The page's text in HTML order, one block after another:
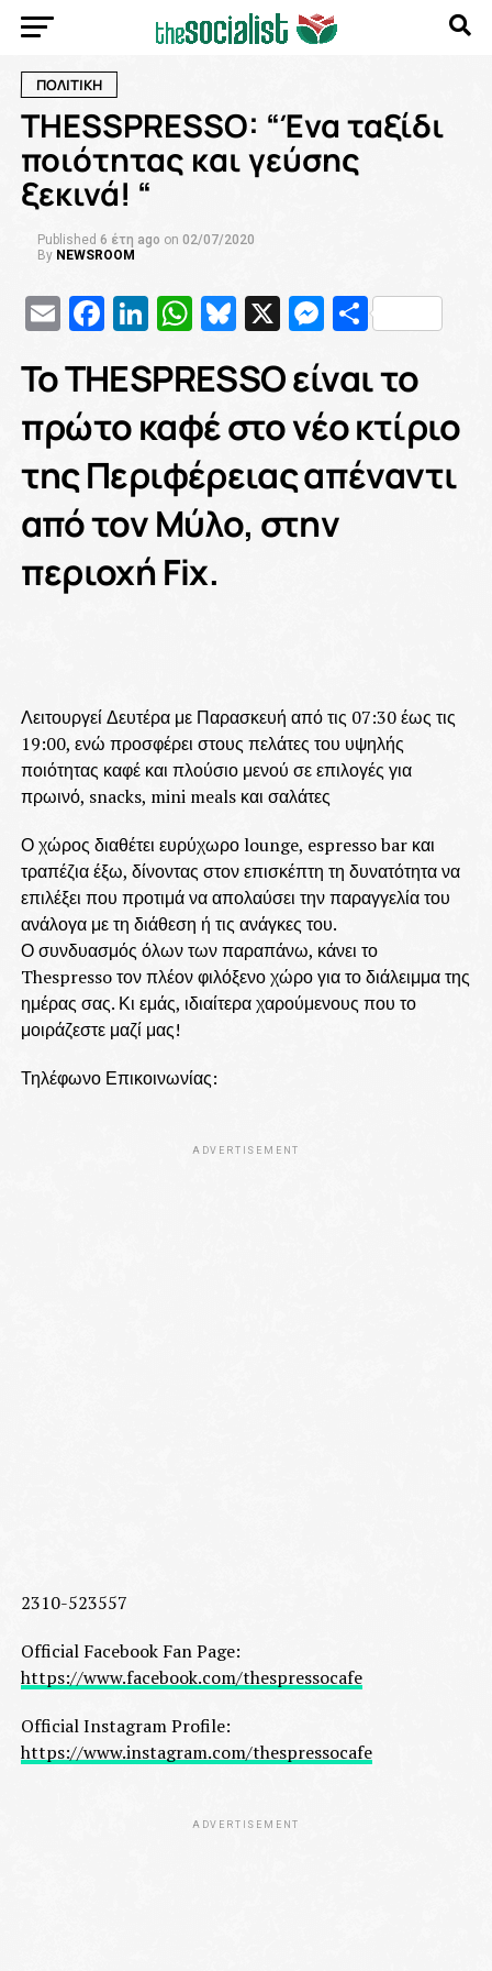
ΠΟΛΙΤΙΚΗ
THESSPRESSO: “Ένα ταξίδι
ποιότητας και γεύσης
ξεκινά! “
Published 6 έτη ago on 02/07/2020
By NEWSROOM
EmailFacebook
LinkedIn
WhatsApp
Bluesky
X
To THESPRESSO είναι το
πρώτο καφέ στο νέο κτίριο
της Περιφέρειας απέναντι
από τον Μύλο, στην
περιοχή Fix.
Λειτουργεί Δευτέρα με Παρασκευή από τις 07:30 έως τις
19:00, ενώ προσφέρει στους πελάτες του υψηλής
ποιότητας καφέ και πλούσιο μενού σε επιλογές για
πρωινό, snacks, mini meals και σαλάτες
Ο χώρος διαθέτει ευρύχωρο lounge, espresso bar και
τραπέζια έξω, δίνοντας στον επισκέπτη τη δυνατότητα να
επιλέξει που προτιμά να απολαύσει την παραγγελία του
ανάλογα με τη διάθεση ή τις ανάγκες του.
Ο συνδυασμός όλων των παραπάνω, κάνει το
Thespresso τον πλέον φιλόξενο χώρο για το διάλειμμα της
ημέρας σας. Κι εμάς, ιδιαίτερα χαρούμενους που το
μοιράζεστε μαζί μας!
Τηλέφωνο Επικοινωνίας:
ADVERTISEMENT
2310-523557
Official Facebook Fan Page:
https://www.facebook.com/thespressocafe
Official Instagram Profile:
https://www.instagram.com/thespressocafe
ADVERTISEMENT